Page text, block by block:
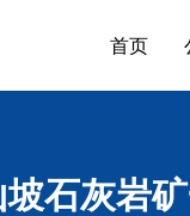
首页
石灰岩